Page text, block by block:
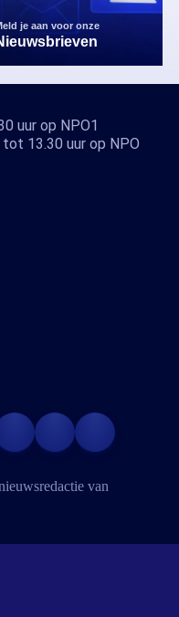
je aan voor onze
uur op NPO1
13.30 uur op NPO
van